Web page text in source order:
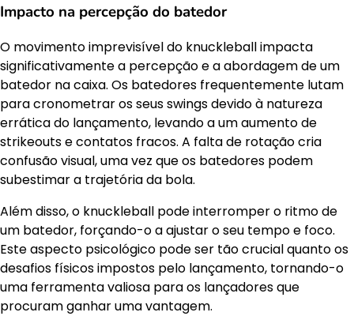
Impacto na percepção do batedor
O movimento imprevisível do knuckleball impacta
significativamente a percepção e a abordagem de um
batedor na caixa. Os batedores frequentemente lutam
para cronometrar os seus swings devido à natureza
errática do lançamento, levando a um aumento de
strikeouts e contatos fracos. A falta de rotação cria
confusão visual, uma vez que os batedores podem
subestimar a trajetória da bola.
Além disso, o knuckleball pode interromper o ritmo de
um batedor, forçando-o a ajustar o seu tempo e foco.
Este aspecto psicológico pode ser tão crucial quanto os
desafios físicos impostos pelo lançamento, tornando-o
uma ferramenta valiosa para os lançadores que
procuram ganhar uma vantagem.